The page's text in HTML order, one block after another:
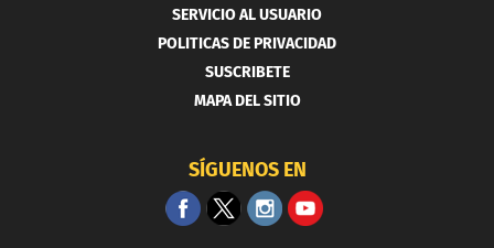
SERVICIO AL USUARIO
POLITICAS DE PRIVACIDAD
SUSCRIBETE
MAPA DEL SITIO
SÍGUENOS EN